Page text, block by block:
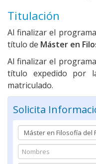
Titulación
Al finalizar el
título de Máster en
Al finalizar el
título expedido por
matriculado.
Solicita